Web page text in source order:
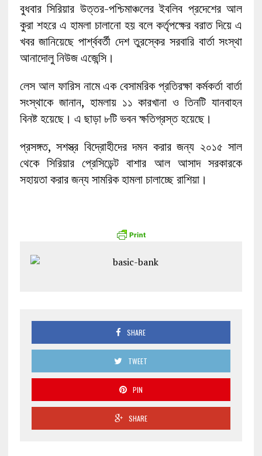
বুধবার সিরিয়ার উত্তর-পশ্চিমাঞ্চলের ইবলিব প্রদেশের আল
কুরা শহরে এ হামলা চালানো হয় বলে কর্তৃপক্ষের বরাত দিয়ে এ
খবর জানিয়েছে পার্শ্ববর্তী দেশ তুরস্কের সরবারি বার্তা সংস্থা
আনাদোলু নিউজ এজেন্সি।
লেস আল ফারিস নামে এক বেসামরিক প্রতিরক্ষা কর্মকর্তা বার্তা
সংস্থাকে জানান, হামলায় ১১ কারখানা ও তিনটি যানবাহন
বিনষ্ট হয়েছে। এ ছাড়া ৮টি ভবন ক্ষতিগ্রস্ত হয়েছে।
প্রসঙ্গত, সশস্ত্র বিদ্রোহীদের দমন করার জন্য ২০১৫ সাল
থেকে সিরিয়ার প্রেসিডেন্ট বাশার আল আসাদ সরকারকে
সহায়তা করার জন্য সামরিক হামলা চালাচ্ছে রাশিয়া।
SHARE
TWEET
PIN
SHARE